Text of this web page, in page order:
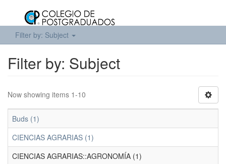
Filter by: Subject
Filter by: Subject
Now showing items 1-10
Buds (1)
CIENCIAS AGRARIAS (1)
CIENCIAS AGRARIAS::AGRONOMÍA (1)